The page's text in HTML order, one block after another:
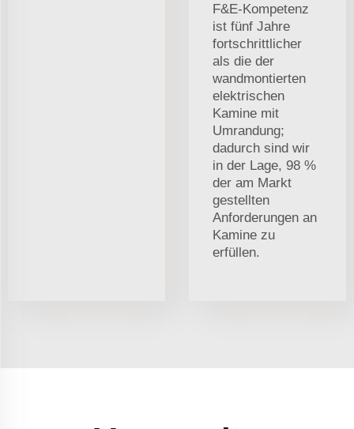
F&E-Kompetenz
ist fünf Jahre
fortschrittlicher
als die der
wandmontierten
elektrischen
Kamine mit
Umrandung;
dadurch sind wir
in der Lage, 98 %
der am Markt
gestellten
Anforderungen an
Kamine zu
erfüllen.